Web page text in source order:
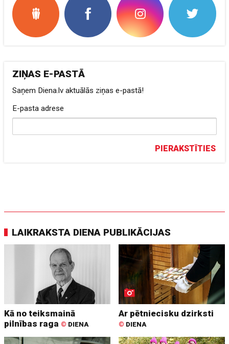
ZIŅAS E-PASTĀ
Saņem Diena.lv aktuālās ziņas e-pastā!
E-pasta adrese
PIERAKSTĪTIES
LAIKRAKSTA DIENA PUBLIKĀCIJAS
Kā no teiksmainā
pilnības raga © DIENA
Ar pētniecisku dzirksti
© DIENA